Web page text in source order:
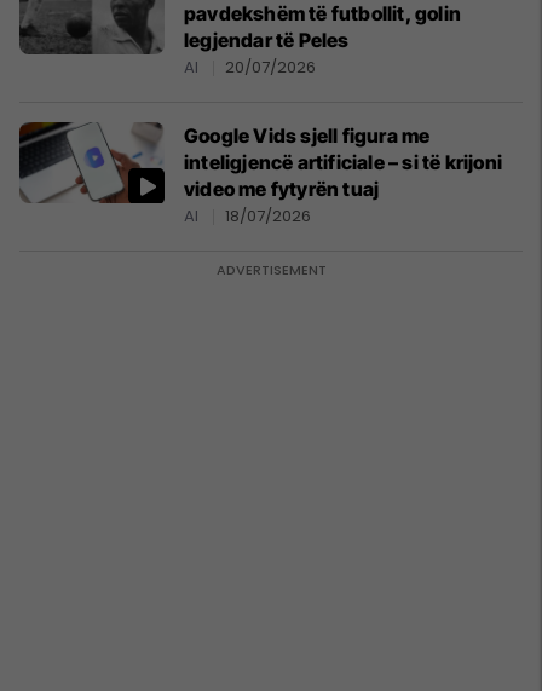
pavdekshëm të futbollit, golin
legjendar të Peles
AI 20/07/2026
Google Vids sjell figura me
inteligjencë artificiale – si të krijoni
video me fytyrën tuaj
AI 18/07/2026